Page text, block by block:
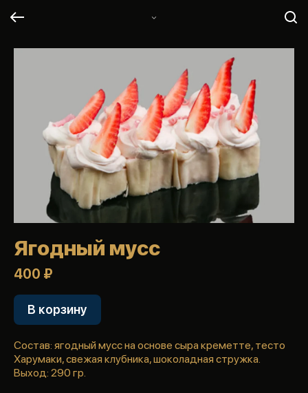
Ягодный мусс
400 ₽
В корзину
Состав: ягодный мусс на основе сыра креметте, тесто
Харумаки, свежая клубника, шоколадная стружка.
Выход: 290 гр.